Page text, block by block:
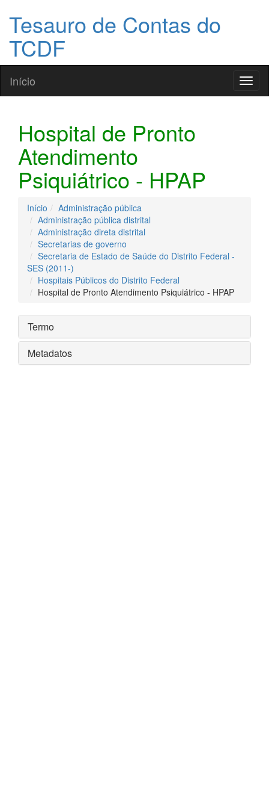
Tesauro de Contas do
TCDF
Início
Hospital de Pronto
Atendimento
Psiquiátrico - HPAP
Início
Administração pública
Administração pública distrital
Administração direta distrital
Secretarias de governo
Secretaria de Estado de Saúde do Distrito Federal -
SES (2011-)
Hospitais Públicos do Distrito Federal
Hospital de Pronto Atendimento Psiquiátrico - HPAP
Termo
Metadatos